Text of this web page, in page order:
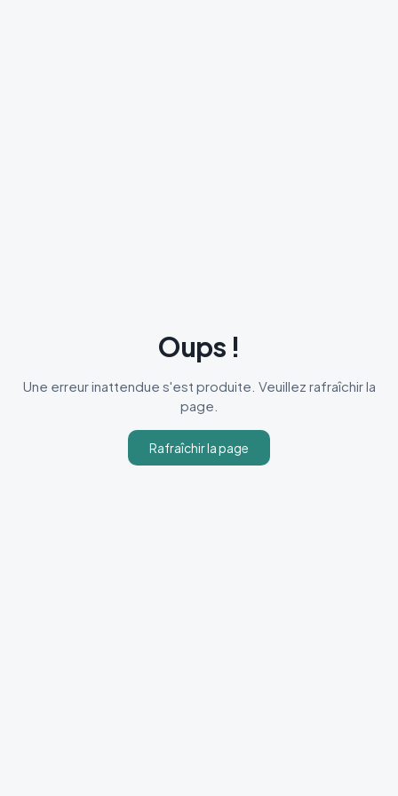
Oups !
Une erreur inattendue s'est produite. Veuillez rafraîchir la
page.
Rafraîchir la page